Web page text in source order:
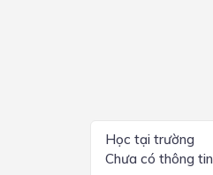
Lớp 2
Lớp 1
Học tại trường
Chưa có thông tin